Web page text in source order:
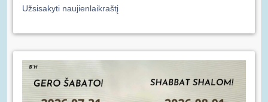
Užsisakyti naujienlaikraštį